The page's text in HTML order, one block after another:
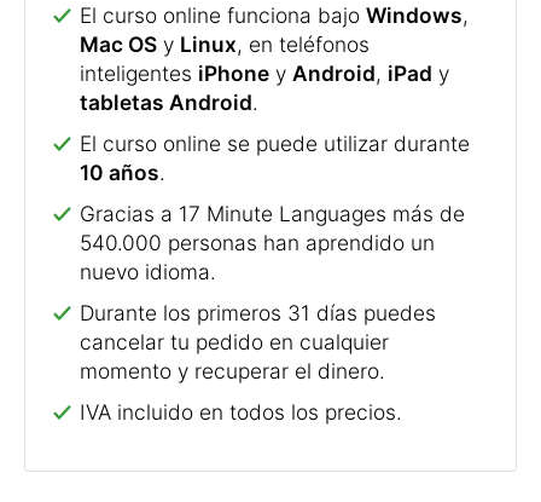
El curso online funciona bajo Windows,
Mac OS y Linux, en teléfonos
inteligentes iPhone y Android, iPad y
tabletas Android.
El curso online se puede utilizar durante
10 años.
Gracias a 17 Minute Languages más de
540.000 personas han aprendido un
nuevo idioma.
Durante los primeros 31 días puedes
cancelar tu pedido en cualquier
momento y recuperar el dinero.
IVA incluido en todos los precios.